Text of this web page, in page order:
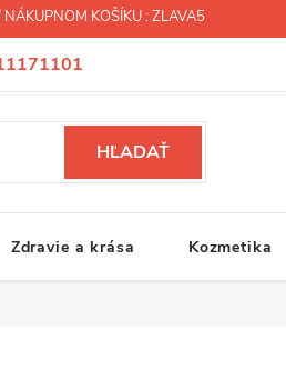
KOŠÍKU : ZLAVA5
HĽADAŤ
Zdravie a krása Kozmetika